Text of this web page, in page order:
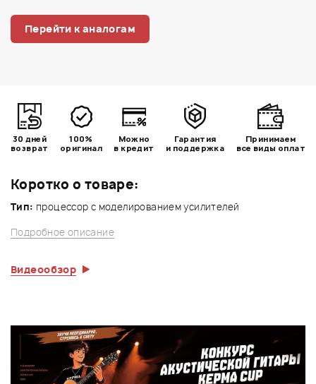
Коротко о товаре:
Тип: процессор с моделированием усилителей
Подробное описание
Видеообзор
Перейти к аналогам
30 дней
возврат
100%
оригинал
Можно
в кредит
Гарантия
и поддержка
Принимаем
все виды оплат